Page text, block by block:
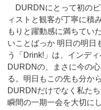
DURDNにとって初のビ
ィストと観客が丁寧に積
もりと躍動感に満ちてい
いことばっか 明日の明日
う「Drink!」は、インデ
DURDNの、まさに今の
る。明日もこの先も分か
DURDNだけでなく私た
瞬間の一期一会を大切に